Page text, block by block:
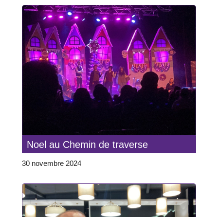
Noel au Chemin de traverse
30 novembre 2024